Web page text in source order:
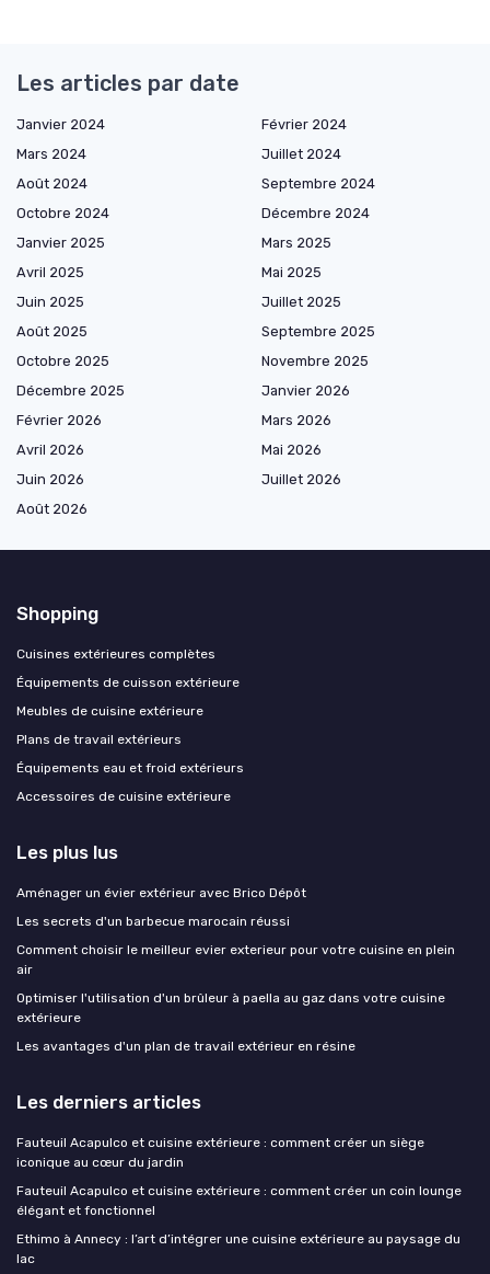
Les articles par date
Janvier 2024
Février 2024
Mars 2024
Juillet 2024
Août 2024
Septembre 2024
Octobre 2024
Décembre 2024
Janvier 2025
Mars 2025
Avril 2025
Mai 2025
Juin 2025
Juillet 2025
Août 2025
Septembre 2025
Octobre 2025
Novembre 2025
Décembre 2025
Janvier 2026
Février 2026
Mars 2026
Avril 2026
Mai 2026
Juin 2026
Juillet 2026
Août 2026
Shopping
Cuisines extérieures complètes
Équipements de cuisson extérieure
Meubles de cuisine extérieure
Plans de travail extérieurs
Équipements eau et froid extérieurs
Accessoires de cuisine extérieure
Les plus lus
Aménager un évier extérieur avec Brico Dépôt
Les secrets d'un barbecue marocain réussi
Comment choisir le meilleur evier exterieur pour votre cuisine en plein
air
Optimiser l'utilisation d'un brûleur à paella au gaz dans votre cuisine
extérieure
Les avantages d'un plan de travail extérieur en résine
Les derniers articles
Fauteuil Acapulco et cuisine extérieure : comment créer un siège
iconique au cœur du jardin
Fauteuil Acapulco et cuisine extérieure : comment créer un coin lounge
élégant et fonctionnel
Ethimo à Annecy : l’art d’intégrer une cuisine extérieure au paysage du
lac